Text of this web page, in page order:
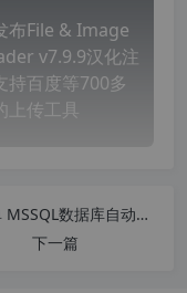
布File & Image
v7.9.9汉化注
持百度等700多
上传工具
最简单 MSSQL数据库自动备份工具 v1.1 便捷版 MS SQL Server数据库自动备份工具
下一篇